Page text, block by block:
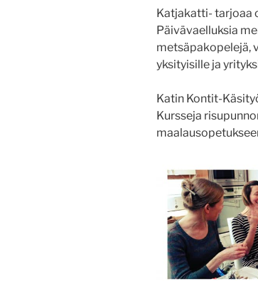
Katjakatti- tarjoaa
Päivävaelluksia
metsäpakopelejä,
yksityisille ja
Katin Kontit-
Kursseja